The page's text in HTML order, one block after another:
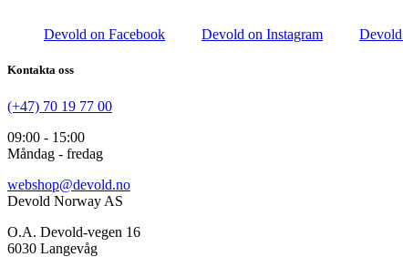
Devold on Facebook Devold on Instagram
Kontakta oss
(+47) 70 19 77 00
09:00 - 15:00
Måndag - fredag
webshop@devold.no
Devold Norway AS
O.A. Devold-vegen 16
6030 Langevåg